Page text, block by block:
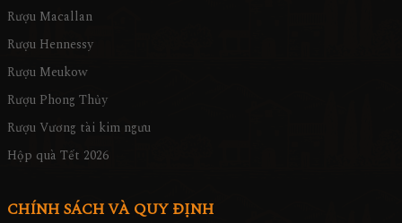
Rượu Macallan
Rượu Hennessy
Rượu Meukow
Rượu Phong Thủy
Rượu Vương tài kim ngưu
Hộp quà Tết 2026
CHÍNH SÁCH VÀ QUY ĐỊNH